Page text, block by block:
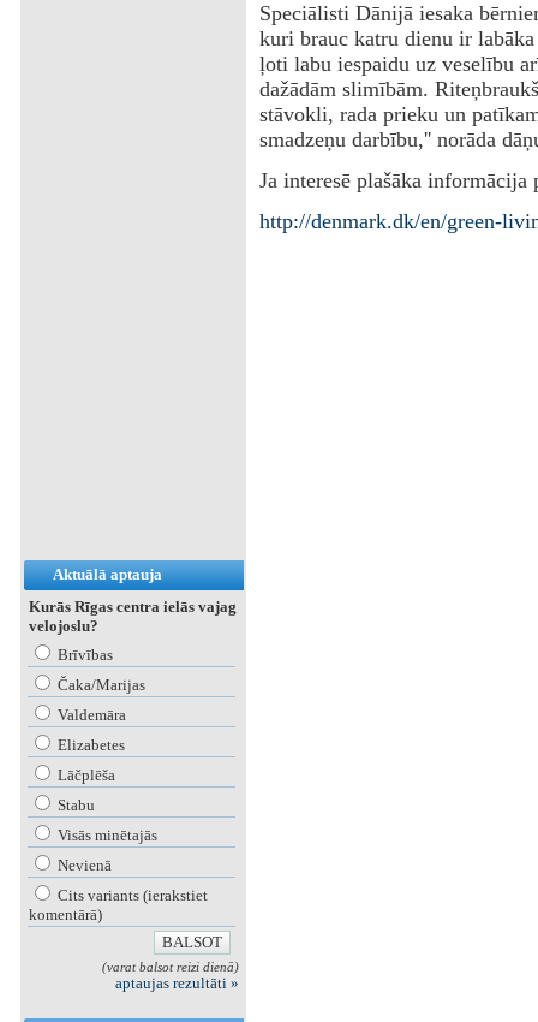
Aktuālā aptauja
Kurās Rīgas centra ielās vajag
velojoslu?
Brīvības
Čaka/Marijas
Valdemāra
Elizabetes
Lāčplēša
Stabu
Visās minētajās
Nevienā
Cits variants (ierakstiet
komentārā)
(varat balsot reizi dienā)
aptaujas rezultāti »
Speciālisti Dānijā iesaka
kuri brauc katru dienu ir
ļoti labu iespaidu uz veselību
dažādām slimībām.
stāvokli, rada prieku un
smadzeņu darbību,'' norāda
Ja interesē plašāka informācija
http://denmark.dk/en/green-